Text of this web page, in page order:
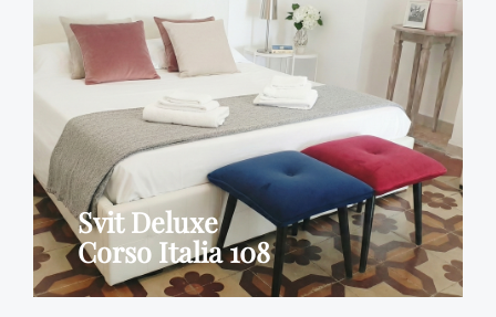
Svit Deluxe
Corso Italia 108